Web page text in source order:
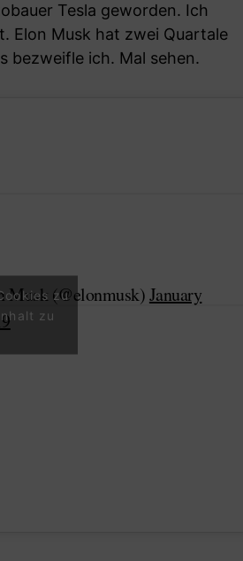
Tesla geworden. Ich
Elon Musk hat zwei Quartale
bezweifle ich. Mal sehen.
(@elonmusk)January
zu
zu